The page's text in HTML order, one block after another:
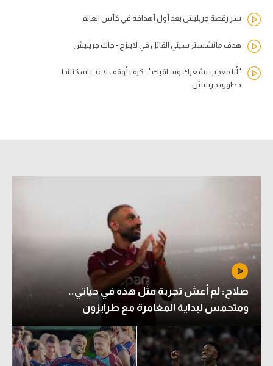
سر رقصة جريليش بعد أول أهدافه في كأس العالم
هدف مانشستر سيتي القاتل في لايبزج - جاك جريليش
"أنا معجب بشعرك وساقيك".. كيف أوقف لاعب اسكتلندا
خطورة جريليش
صلاح: لم أعش تجربة مثل هذه في حياتي..
ومتحمس لبداية المغامرة مع طرابزون